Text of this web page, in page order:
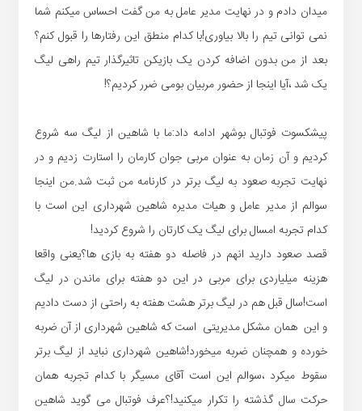
میدان دادم و در نهایت مدیر عامل به من گفت احساس میکنم شما
نمی توانی تیم را بالا بیاوری!با کدام منطق این رفتارها را قبول کنم؟
بعد از من بدون اضافه کردن یک بازیکن تاثیرگذار تیم راهی لیگ
یک شد ،آیا اینجا از حضور مربیان بومی ضرر کردیم؟!
پیشکسوت فوتبال بوشهر ادامه داد:ما با شاهین از لیگ سه شروع
کردیم و آن زمان به عنوان مربی جوان کارمان را استارت زدیم و در
نهایت تجربه صعود به لیگ برتر در کارنامه من ثبت شد.من اینجا
سوالم از مدیر عامل و هیات مدیره شاهین شهرداری این است با
کدام تجربه امسال برای لیگ یک کارتان را شروع کردید!
قصد صعود دارید انهم در فاصله دو هفته به بازی ها؟یعنی واقعا
هزینه میلیاردی برای مربی در این دو هفته برای ماندن در لیگ
است!سال قبل هم در لیگ برتر هشت هفته به راحتی از دست دادیم
و این همان مشکل مدیریتی است که شاهین شهرداری از آن ضربه
خورده و همچنان ضربه میخورد!شاهین شهرداری نباید از لیگ برتر
سقوط میکرد ،سوالم این است آقای مسیگر با کدام تجربه همان
حرکت سال گذشته را تکرار میکنید!؟عرف فوتبال می گوید شاهین